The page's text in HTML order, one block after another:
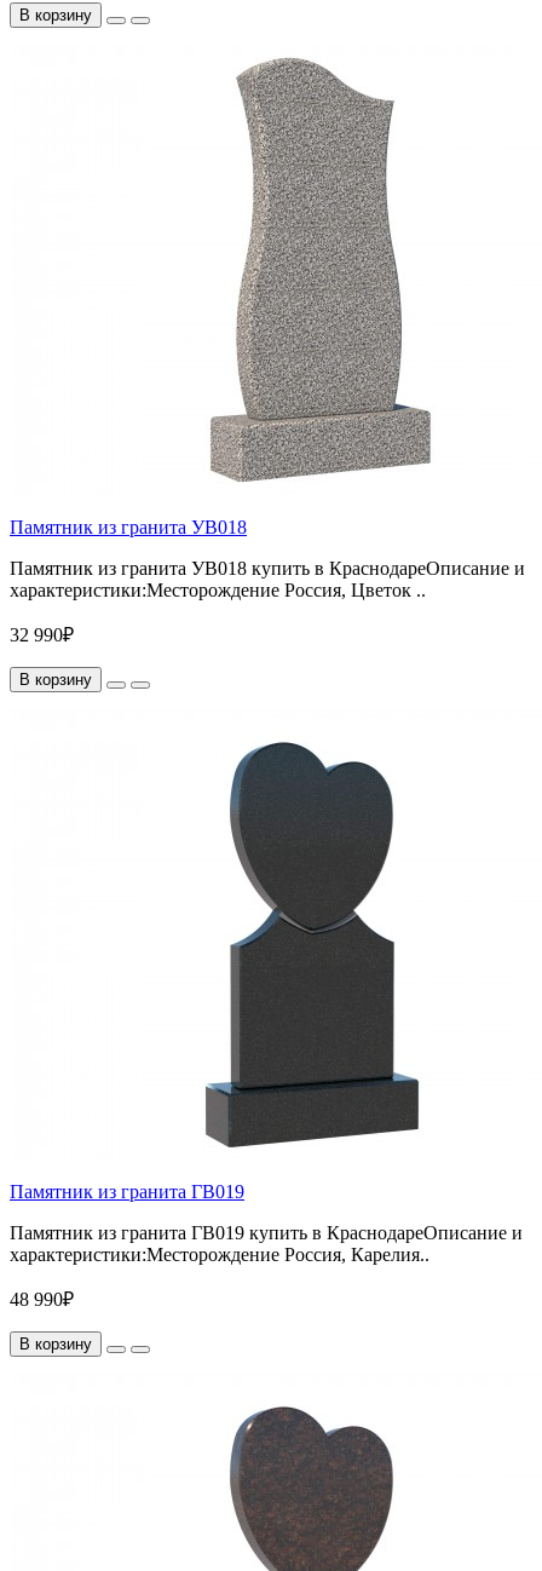
В корзину
Памятник из гранита УВ018
Памятник из гранита УВ018 купить в КраснодареОписание и
характеристики:Месторождение Россия, Цветок ..
32 990₽
В корзину
Памятник из гранита ГВ019
Памятник из гранита ГВ019 купить в КраснодареОписание и
характеристики:Месторождение Россия, Карелия..
48 990₽
В корзину